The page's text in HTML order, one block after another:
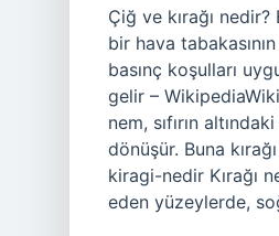
Çiğ ve kırağı
bir hava
basınç koşulları
gelir –
nem, sıfırın
dönüşür. Buna
kiragi-nedir Kırağı
eden yüzeylerde,